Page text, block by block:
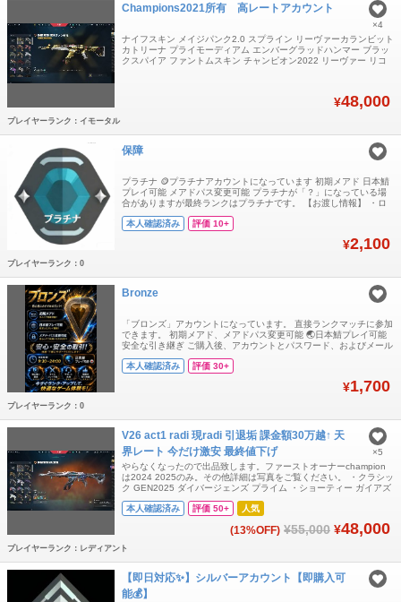
Champions2021所有 高レートアカウント
ナイフスキン メイジパンク2.0 スプライン リーヴァーカランビット
カトリーナ プライモーディアム エンバーグラッドハンマー ブラッ
クスパイア ファントムスキン チャンピオン2022 リーヴァー リコ
¥48,000
×4
プレイヤーランク：イモータル
保障
プラチナ 🪙プラチナアカウントになっています 初期メアド 日本鯖
プレイ可能 メアドパス変更可能 プラチナが「？」になっている場
合がありますが最終ランクはプラチナです。 【お渡し情報】 ・ロ
払い確認後、アカウント情報を送信します GTプラットフォームに
本人確認済み 評価 10+
¥2,100
プレイヤーランク：0
Bronze
「ブロンズ」アカウントになっています。 直接ランクマッチに参加
できます。 初期メアド、メアドパス変更可能 🌏日本鯖プレイ可能
安全な引き継ぎ ご購入後、アカウントとパスワード、およびメール
には安価なアカウントがいくつかあることは知っていますが、それ
本人確認済み 評価 30+
¥1,700
プレイヤーランク：0
V26 act1 radi 現radi 引退垢 課金額30万越↑ 天
界レート 今だけ激安 最終値下げ
やらなくなったので出品致します。ファーストオーナーchampion
は2024 2025のみ。その他詳細は写真をご覧ください。 ・クラシッ
ク GEN2025 ダイバージェンズ プライム ・ショーティー ガイアズ
エヴォリドリームウィングス ・シェリフ シンギュラリティ RGX ク
本人確認済み 評価 50+ 人気
(13%OFF) ¥55,000 ¥48,000
×5
プレイヤーランク：レディアント
【即日対応✨️】シルバーアカウント【即購入可
能💰️】